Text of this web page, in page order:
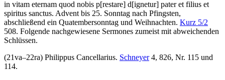
in vitam eternam quod nobis p[restare] d[ignetur] pater et filius et
spiritus sanctus. Advent bis 25. Sonntag nach Pfingsten,
abschließend ein Quatembersonntag und Weihnachten. Kurz 5/2
508. Folgende nachgewiesene Sermones zumeist mit abweichenden
Schlüssen.
(21va–22ra) Philippus Cancellarius. Schneyer4, 826, Nr. 115 und
114.